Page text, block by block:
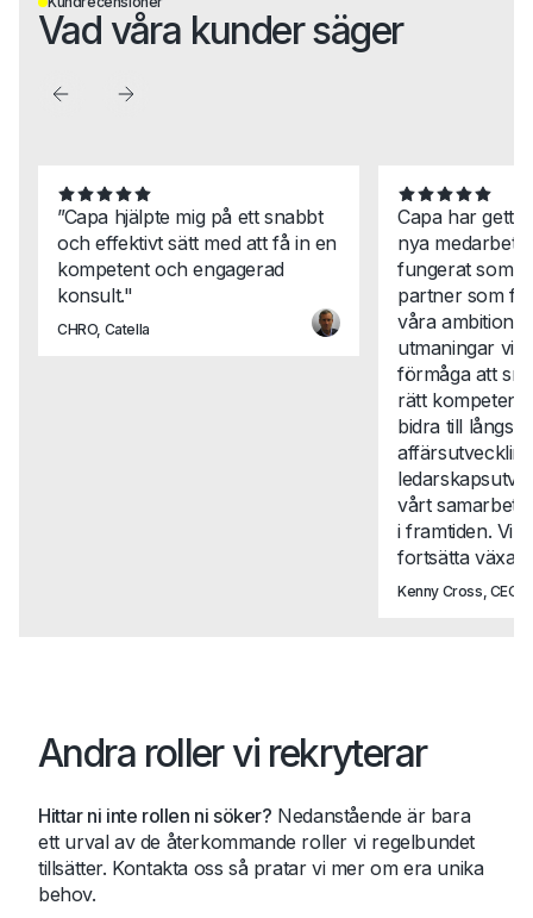
Vad våra kunder säger
”Capa hjälpte mig på ett snabbt
och effektivt sätt med att få in en
kompetent och engagerad
konsult."
CHRO, Catella
Capa har gett
nya
fungerat som
partner som
våra
utmaningar vi
förmåga att
rätt
bidra till
vårt samarbete
i framtiden. Vi
fortsätta växa
Kenny Cross, CEO,
Andra roller vi rekryterar
Hittar ni inte rollen ni söker? Nedanstående är bara
ett urval av de återkommande roller vi regelbundet
tillsätter. Kontakta oss så pratar vi mer om era unika
behov.